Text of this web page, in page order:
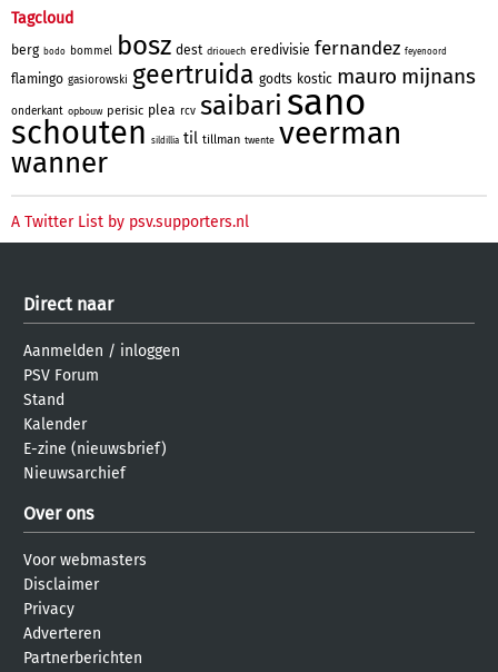
Tagcloud
berg bodo bommel bosz dest driouech eredivisie fernandez feyenoord
flamingo gasiorowski geertruida godts kostic mauro mijnans
onderkant opbouw perisic plea rcv saibari sano
schouten sildillia til tillman twente veerman
wanner
A Twitter List by psv.supporters.nl
Direct naar
Aanmelden / inloggen
PSV Forum
Stand
Kalender
E-zine (nieuwsbrief)
Nieuwsarchief
Over ons
Voor webmasters
Disclaimer
Privacy
Adverteren
Partnerberichten